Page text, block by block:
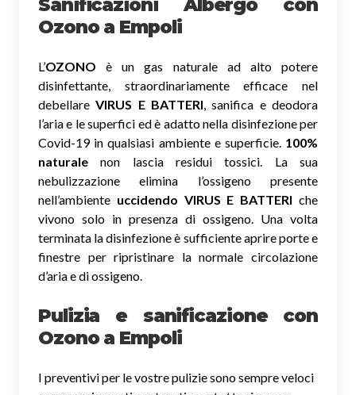
Sanificazioni Albergo con
Ozonoa Empoli
L’OZONO è un gas naturale ad alto potere
disinfettante, straordinariamente efficace nel
debellareVIRUS E BATTERI, sanifica e deodora
l’aria e le superfici ed è adatto nella disinfezione per
Covid-19 in qualsiasi ambiente e superficie. 100%
naturale non lascia residui tossici. La sua
nebulizzazione elimina l’ossigeno presente
nell’ambiente uccidendo VIRUS E BATTERI che
vivono solo in presenza di ossigeno. Una volta
terminata la disinfezione è sufficiente aprire porte e
finestre per ripristinare la normale circolazione
d’aria e di ossigeno.
Pulizia e sanificazione con
Ozono a Empoli
I preventivi per le vostre pulizie sono sempre veloci